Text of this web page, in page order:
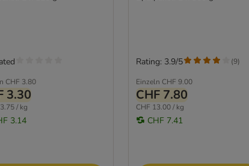
CHF 3.80
3.30
/ kg
3.14
Einzeln CHF 9.00
CHF 7.80
CHF 13.00 / kg
CHF 7.41
Rating: 3.9/5 (9)